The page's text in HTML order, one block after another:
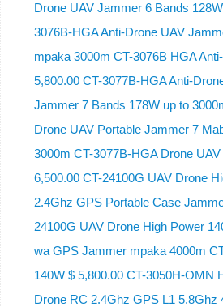
Drone UAV Jammer 6 Bands
3076B-HGA Anti-Drone UAV
mpaka 3000m CT-3076B HGA
5,800.00 CT-3077B-HGA Anti-
Jammer 7 Bands 178W up to
Drone UAV Portable Jammer 7
3000m CT-3077B-HGA Drone
6,500.00 CT-24100G UAV Drone
2.4Ghz GPS Portable Case
24100G UAV Drone High Power
wa GPS Jammer mpaka 4000m
140W $ 5,800.00 CT-3050H-OMN
Drone RC 2.4Ghz GPS L1 5.8Ghz